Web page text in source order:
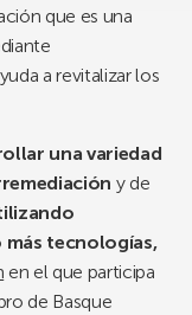
que es una
a revitalizar los
una variedad
y de
más tecnologías,
en el que participa
de Basque